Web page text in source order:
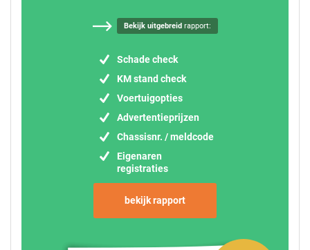
Bekijk uitgebreidrapport:
Schade check
KM stand check
Voertuigopties
Advertentieprijzen
Chassisnr. / meldcode
Eigenaren
registraties
bekijk rapport